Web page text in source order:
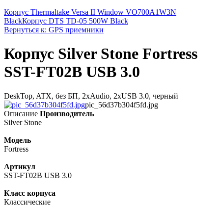
Корпус Thermaltake Versa II Window VO700A1W3N
BlackКорпус DTS TD-05 500W Black
Вернуться к: GPS приемники
Корпус Silver Stone Fortress
SST-FT02B USB 3.0
DeskTop, ATX, без БП, 2xAudio, 2xUSB 3.0, черный
pic_56d37b304f5fd.jpg
Описание Производитель
Silver Stone
Модель
Fortress
Артикул
SST-FT02B USB 3.0
Класс корпуса
Классические